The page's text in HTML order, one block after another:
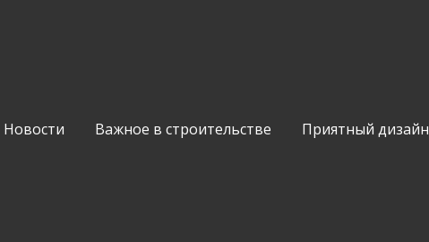
Новости Важное в строительстве Приятный дизайн